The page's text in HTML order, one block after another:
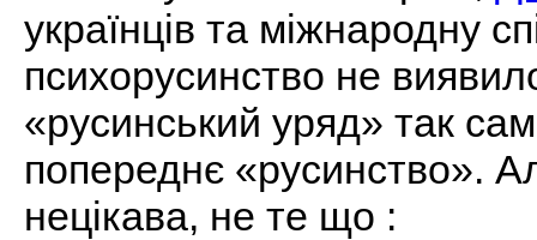
українців та міжнародну
психорусинство не
«русинський уряд» так
попереднє «русинство».
нецікава, не те що :